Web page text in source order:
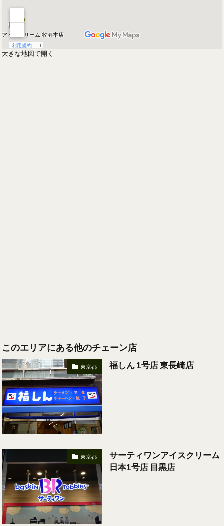
大きな地図で開く
このエリアにある他のチェーン店
東京都 福しん 1号店 東長崎店
東京都
サーティワンアイスクリーム
日本1号店 目黒店